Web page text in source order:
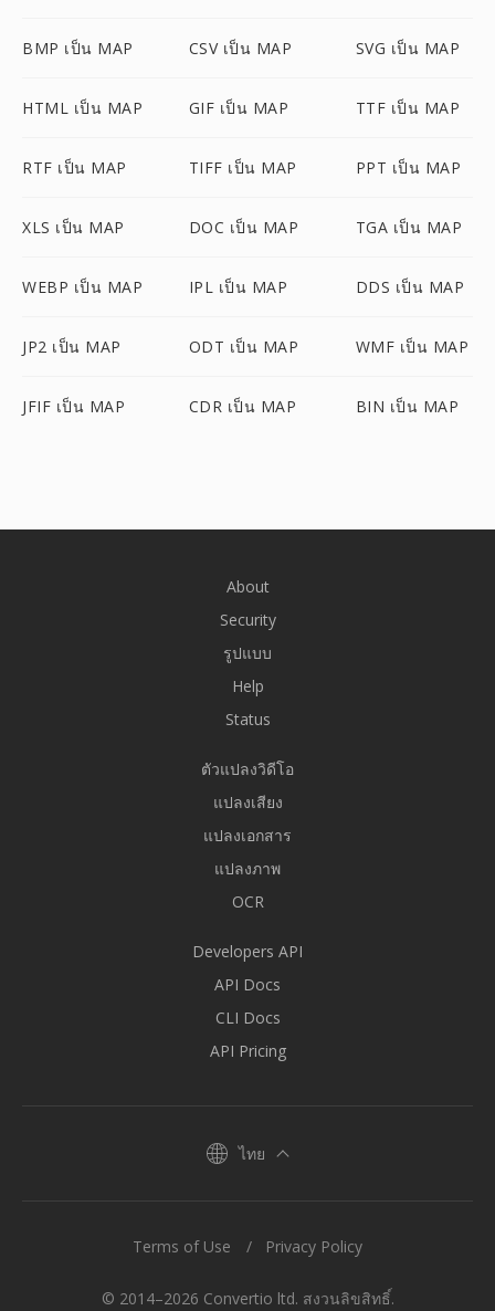
BMP เป็น MAP CSV เป็น MAP SVG เป็น MAP
HTML เป็น MAP GIF เป็น MAP TTF เป็น MAP
RTF เป็น MAP TIFF เป็น MAP PPT เป็น MAP
XLS เป็น MAP DOC เป็น MAP TGA เป็น MAP
WEBP เป็น MAP IPL เป็น MAP DDS เป็น MAP
JP2 เป็น MAP ODT เป็น MAP WMF เป็น MAP
JFIF เป็น MAP CDR เป็น MAP BIN เป็น MAP
About
Security
รูปแบบ
Help
Status
ตัวแปลงวิดีโอ
แปลงเสียง
แปลงเอกสาร
แปลงภาพ
OCR
Developers API
API Docs
CLI Docs
API Pricing
ไทย
© 2014–2026 Convertio ltd. สงวนลิขสิทธิ์.
Terms of Use Privacy Policy